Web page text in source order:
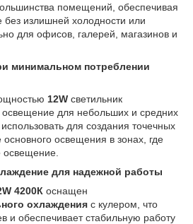
помещений, обеспечивая
излишней холодности или
для офисов, галерей, магазинов и
минимальном потреблении
12W светильник
освещение для небольших и средних
для создания точечных
основного освещения в зонах, где
для надежной работы
4200К оснащен
охлаждения с кулером, что
и обеспечивает стабильную работу